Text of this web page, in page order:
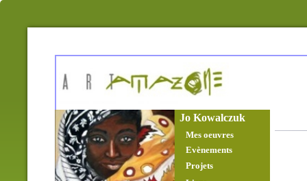
Projets
Evènements
Jo Kowalczuk
Mes oeuvres